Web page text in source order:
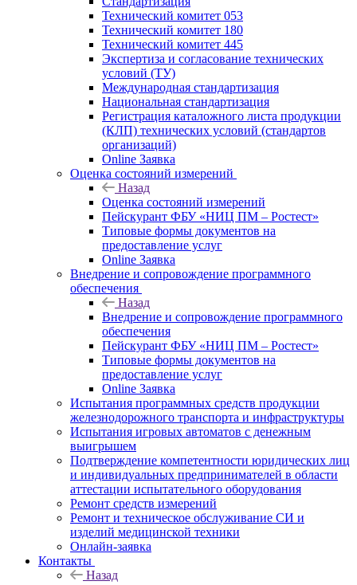
Технический комитет 053
Технический комитет 180
Технический комитет 445
Экспертиза и согласование технических
условий (ТУ)
Международная стандартизация
Национальная стандартизация
Регистрация каталожного листа продукции
(КЛП) технических условий (стандартов
организаций)
Online Заявка
Оценка состояний измерений
Назад
Оценка состояний измерений
Пейскурант ФБУ «НИЦ ПМ – Ростест»
Типовые формы документов на
предоставление услуг
Online Заявка
Внедрение и сопровождение программного
обеспечения
Назад
Внедрение и сопровождение программного
обеспечения
Пейскурант ФБУ «НИЦ ПМ – Ростест»
Типовые формы документов на
предоставление услуг
Online Заявка
Испытания программных средств продукции
железнодорожного транспорта и инфраструктуры
Испытания игровых автоматов с денежным
выигрышем
Подтверждение компетентности юридических лиц
и индивидуальных предпринимателей в области
аттестации испытательного оборудования
Ремонт средств измерений
Ремонт и техническое обслуживание СИ и
изделий медицинской техники
Онлайн-заявка
Контакты
Назад